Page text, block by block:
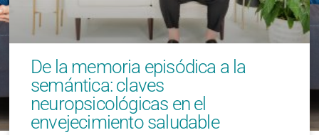
De la memoria episódica a la
semántica: claves
neuropsicológicas en el
envejecimiento saludable